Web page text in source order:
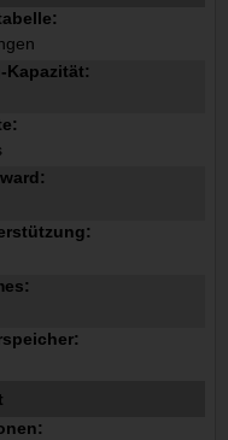
Kapazität: